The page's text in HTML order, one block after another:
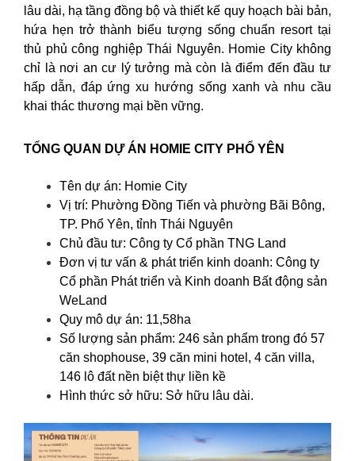
lâu dài, hạ tầng đồng bộ và thiết kế quy hoạch bài bản,
hứa hẹn trở thành biểu tượng sống chuẩn resort tại
thủ phủ công nghiệp Thái Nguyên. Homie City không
chỉ là nơi an cư lý tưởng mà còn là điểm đến đầu tư
hấp dẫn, đáp ứng xu hướng sống xanh và nhu cầu
khai thác thương mại bền vững.
TỔNG QUAN DỰ ÁN HOMIE CITY PHỔ YÊN
Tên dự án: Homie City
Vị trí: Phường Đồng Tiến và phường Bãi Bông,
TP. Phổ Yên, tỉnh Thái Nguyên
Chủ đầu tư: Công ty Cổ phần TNG Land
Đơn vị tư vấn & phát triển kinh doanh: Công ty
Cổ phần Phát triển và Kinh doanh Bất động sản
WeLand
Quy mô dự án: 11,58ha
Số lượng sản phẩm: 246 sản phẩm trong đó 57
căn shophouse, 39 căn mini hotel, 4 căn villa,
146 lô đất nền biệt thự liền kề
Hình thức sở hữu: Sở hữu lâu dài.